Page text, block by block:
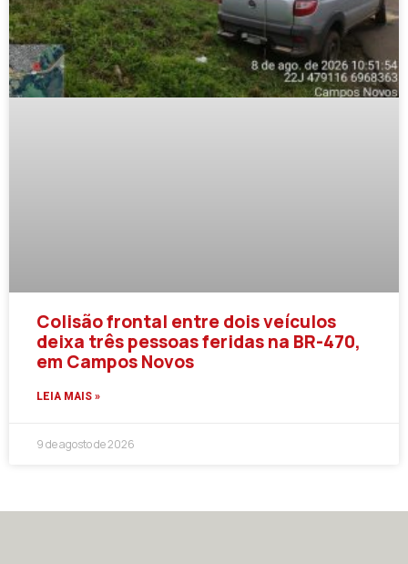
Colisão frontal entre dois veículos
deixa três pessoas feridas na BR-470,
em Campos Novos
LEIA MAIS »
9 de agosto de 2026